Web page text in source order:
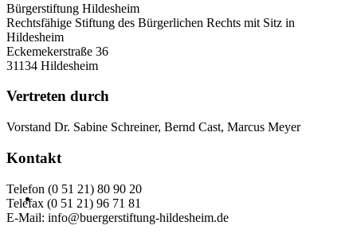
Bürgerstiftung Hildesheim
Rechtsfähige Stiftung des Bürgerlichen Rechts mit Sitz in
Hildesheim
Eckemekerstraße 36
31134 Hildesheim
Vertreten durch
Vorstand Dr. Sabine Schreiner, Bernd Cast, Marcus Meyer
Kontakt
Telefon (0 51 21) 80 90 20
Telefax (0 51 21) 96 71 81
E-Mail: info@buergerstiftung-hildesheim.de